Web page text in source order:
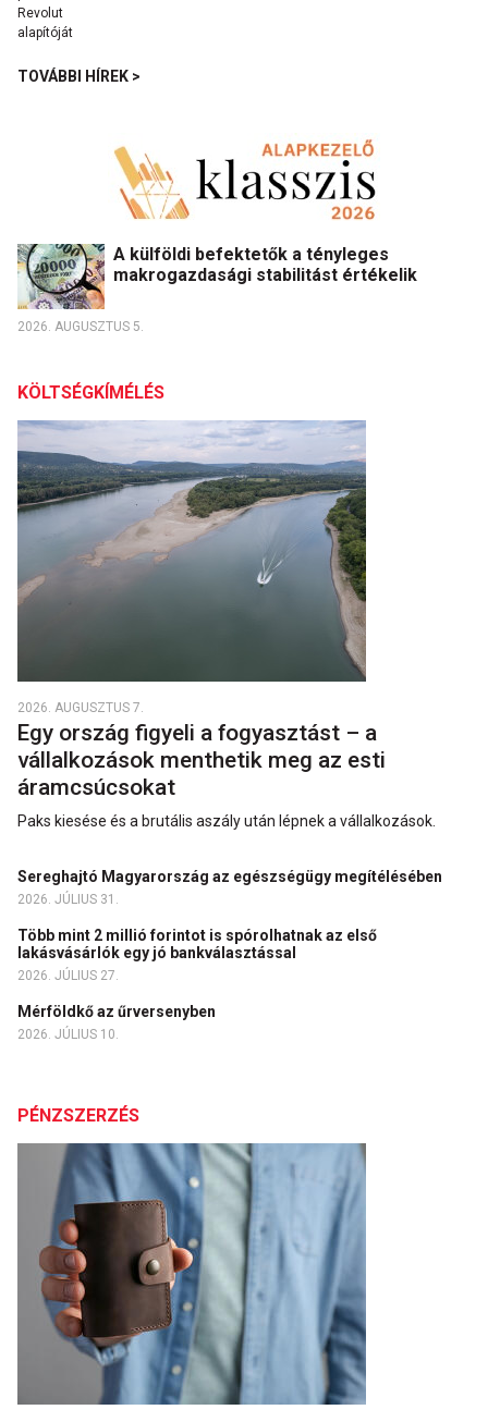
TOVÁBBI HÍREK >
A külföldi befektetők a tényleges
makrogazdasági stabilitást értékelik
2026. AUGUSZTUS 5.
KÖLTSÉGKÍMÉLÉS
2026. AUGUSZTUS 7.
Egy ország figyeli a fogyasztást – a
vállalkozások menthetik meg az esti
áramcsúcsokat
Paks kiesése és a brutális aszály után lépnek a vállalkozások.
Sereghajtó Magyarország az egészségügy megítélésében
2026. JÚLIUS 31.
Több mint 2 millió forintot is spórolhatnak az első
lakásvásárlók egy jó bankválasztással
2026. JÚLIUS 27.
Mérföldkő az űrversenyben
2026. JÚLIUS 10.
PÉNZSZERZÉS